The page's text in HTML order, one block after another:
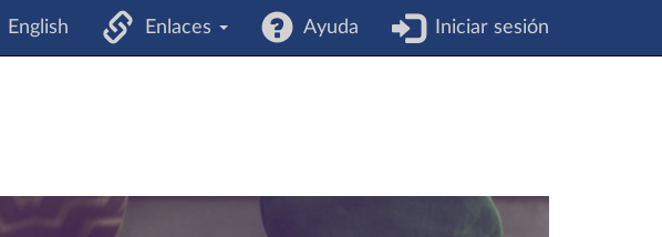
English Enlaces Ayuda Iniciar sesión